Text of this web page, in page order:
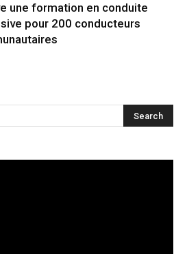
une formation en conduite
pour 200 conducteurs